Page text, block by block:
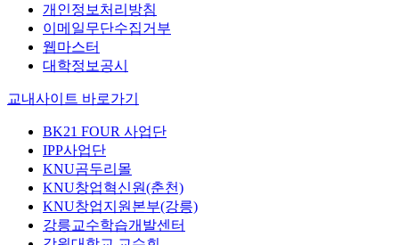
개인정보처리방침
이메일무단수집거부
웹마스터
대학정보공시
교내사이트 바로가기
BK21 FOUR 사업단
IPP사업단
KNU곰두리몰
KNU창업혁신원(춘천)
KNU창업지원본부(강릉)
강릉교수학습개발센터